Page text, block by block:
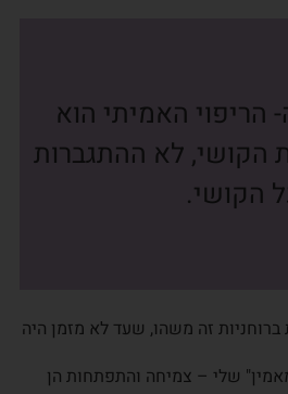
האמיתי הוא
הקושי, לא ההתגברות
הקושי.
זה משהו, שעד לא מזמן היה
שלי – צמיחה והתפתחות הן